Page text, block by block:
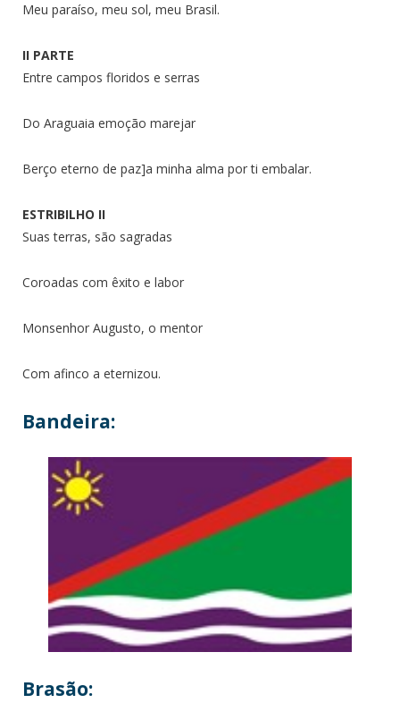
Meu paraíso, meu sol, meu Brasil.
II PARTE
Entre campos floridos e serras
Do Araguaia emoção marejar
Berço eterno de paz]a minha alma por ti embalar.
ESTRIBILHO II
Suas terras, são sagradas
Coroadas com êxito e labor
Monsenhor Augusto, o mentor
Com afinco a eternizou.
Bandeira:
Brasão: